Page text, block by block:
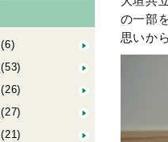
(6)
(53)
(26)
(27)
(21)
の一部
思いか